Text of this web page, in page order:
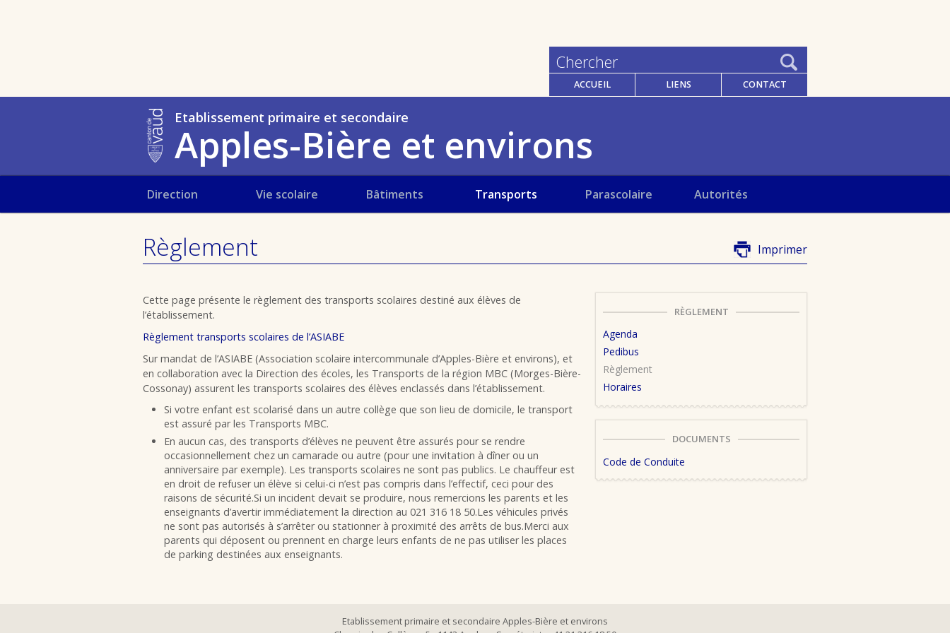
ACCUEIL LIENS CONTACT
Etablissement primaire et secondaire
Apples-Bière et environs
Direction Vie scolaire Bâtiments Transports Parascolaire Autorités
Règlement Imprimer
Cette page présente le règlement des transports scolaires destiné aux élèves de
l’établissement.
Règlement transports scolaires de l’ASIABE
Sur mandat de l’ASIABE (Association scolaire intercommunale d’Apples-Bière et environs), et
en collaboration avec la Direction des écoles, les Transports de la région MBC (Morges-Bière-
Cossonay) assurent les transports scolaires des élèves enclassés dans l’établissement.
Si votre enfant est scolarisé dans un autre collège que son lieu de domicile, le transport
est assuré par les Transports MBC.
En aucun cas, des transports d’élèves ne peuvent être assurés pour se rendre
occasionnellement chez un camarade ou autre (pour une invitation à dîner ou un
anniversaire par exemple). Les transports scolaires ne sont pas publics. Le chauffeur est
en droit de refuser un élève si celui-ci n’est pas compris dans l’effectif, ceci pour des
raisons de sécurité.Si un incident devait se produire, nous remercions les parents et les
enseignants d’avertir immédiatement la direction au 021 316 18 50.Les véhicules privés
ne sont pas autorisés à s’arrêter ou stationner à proximité des arrêts de bus.Merci aux
parents qui déposent ou prennent en charge leurs enfants de ne pas utiliser les places
de parking destinées aux enseignants.
RÈGLEMENT
Agenda
Pedibus
Règlement
Horaires
DOCUMENTS
Code de Conduite
Etablissement primaire et secondaire Apples-Bière et environs